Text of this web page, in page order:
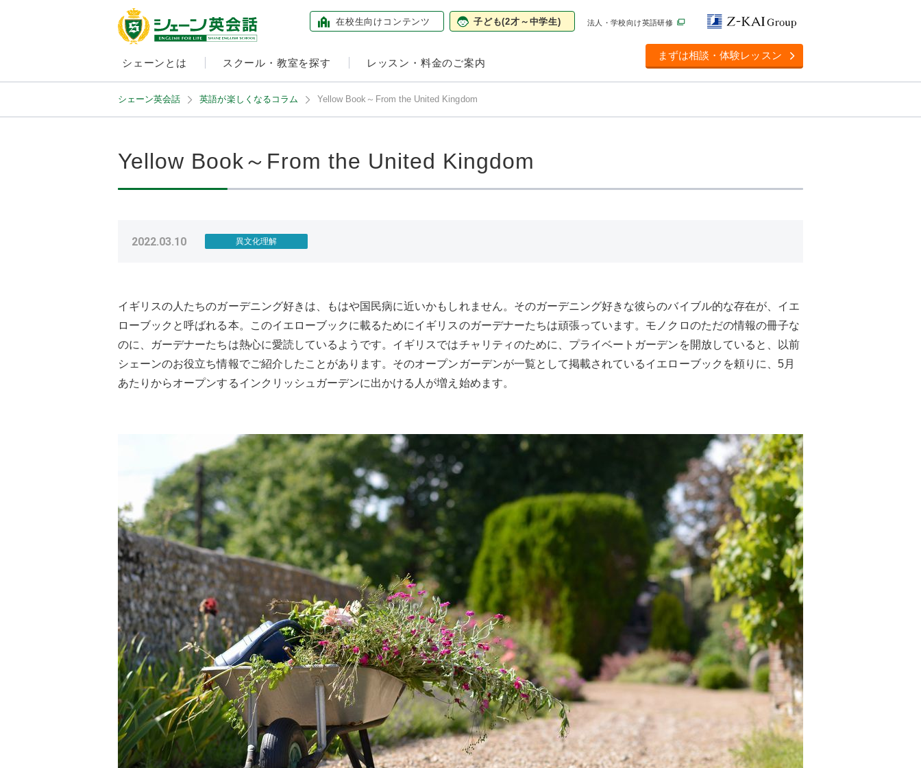
在校生向け コンテンツ 子ども(2才～中学生) 法人・学校向け英語研修
シェーンとは スクール・教室を探す レッスン・料金のご案内
まずは相談・体験レッスン
シェーン英会話 英語が楽しくなるコラム Yellow Book～From the United Kingdom
Yellow Book～From the United Kingdom
2022.03.10 異文化理解
イギリスの人たちのガーデニング好きは、もはや国民病に近いかもしれません。そのガーデニング好きな彼らのバイブル的な存在が、イエ
ローブックと呼ばれる本。このイエローブックに載るためにイギリスのガーデナーたちは頑張っています。モノクロのただの情報の冊子な
のに、ガーデナーたちは熱心に愛読しているようです。イギリスではチャリティのために、プライベートガーデンを開放していると、以前
シェーンのお役立ち情報でご紹介したことがあります。そのオープンガーデンが一覧として掲載されているイエローブックを頼りに、5月
あたりからオープンするインクリッシュガーデンに出かける人が増え始めます。